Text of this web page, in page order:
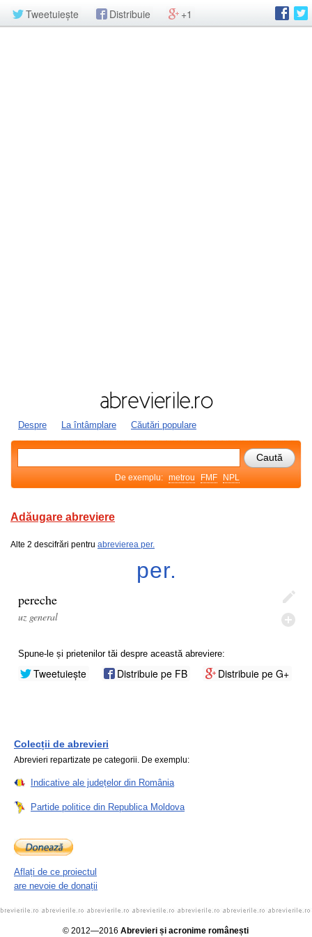
Tweetuiește Distribuie +1
Despre La întâmplare Căutări populare
De exemplu: metrou FMF NPL
Adăugare abreviere
Alte 2 descifrări pentru abrevierea per.
per.
pereche
uz general
Spune-le și prietenilor tăi despre această abreviere:
Tweetuiește Distribuie pe FB Distribuie pe G+
Colecții de abrevieri
Abrevieri repartizate pe categorii. De exemplu:
Indicative ale județelor din România
Partide politice din Republica Moldova
Aflați de ce proiectul
are nevoie de donații
© 2012—2016 Abrevieri și acronime românești